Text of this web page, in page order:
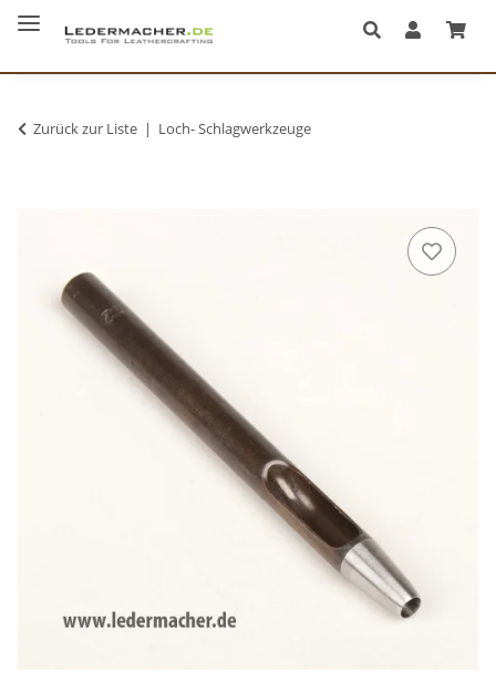
Zurück zur Liste Loch- Schlagwerkzeuge